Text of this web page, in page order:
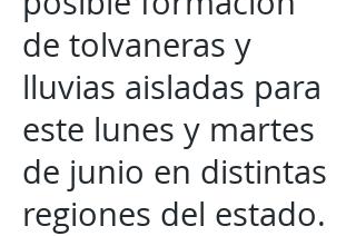
de tolvaneras y
lluvias aisladas para
este lunes y martes
de junio en distintas
regiones del estado.